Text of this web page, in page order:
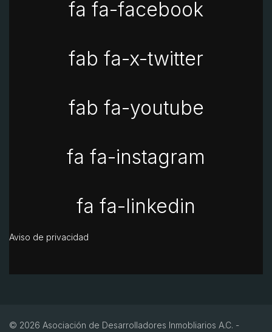
fa fa-facebook
fab fa-x-twitter
fab fa-youtube
fa fa-instagram
fa fa-linkedin
Aviso de privacidad
© 2026 Asociación de Desarrolladores Inmobliarios A.C. -